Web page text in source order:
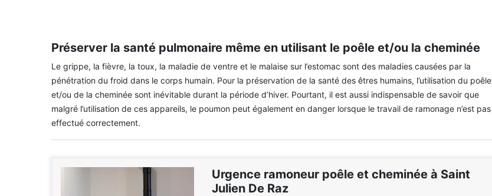
Préserver la santé pulmonaire même en utilisant le poêle et/ou la cheminée
Le grippe, la fièvre, la toux, la maladie de ventre et le malaise sur l’estomac sont des maladies causées par la
pénétration du froid dans le corps humain. Pour la préservation de la santé des êtres humains, l’utilisation du poêle
et/ou de la cheminée sont inévitable durant la période d’hiver. Pourtant, il est aussi indispensable de savoir que
malgré l’utilisation de ces appareils, le poumon peut également en danger lorsque le travail de ramonage n’est pas
effectué correctement.
Urgence ramoneur poêle et cheminée à Saint
Julien De Raz